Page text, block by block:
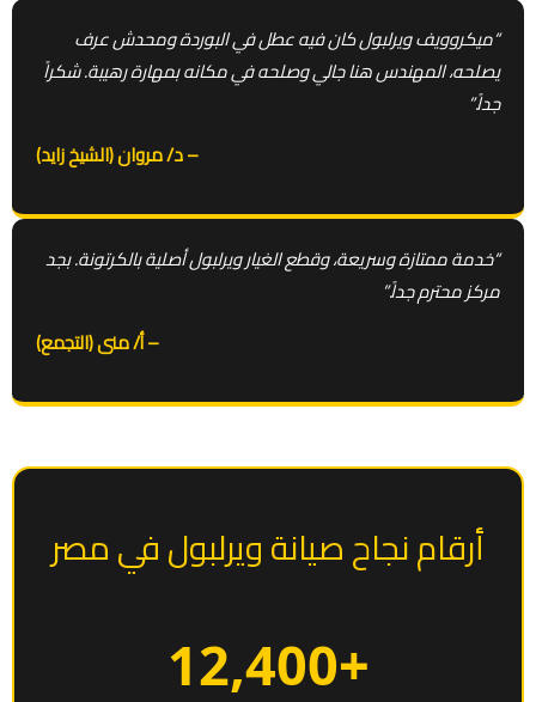
“ميكروويف ويرلبول كان فيه عطل في البوردة ومحدش عرف
يصلحه، المهندس هنا جالي وصلحه في مكانه بمهارة رهيبة. شكراً
جداً.”
– د/ مروان (الشيخ زايد)
“خدمة ممتازة وسريعة، وقطع الغيار ويرلبول أصلية بالكرتونة. بجد
مركز محترم جداً.”
– أ/ منى (التجمع)
أرقام نجاح صيانة ويرلبول في مصر
+12,400